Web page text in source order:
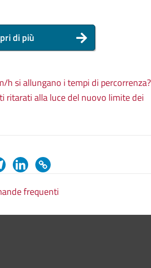
di più
h si allungano i tempi di percorrenza?
ritarati alla luce del nuovo limite dei
frequenti